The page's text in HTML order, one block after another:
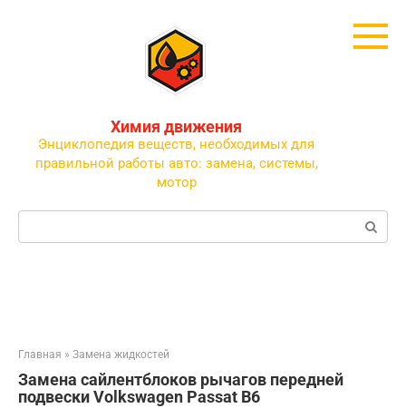
Химия движения
Энциклопедия веществ, необходимых для
правильной работы авто: замена, системы,
мотор
Поиск:
Главная » Замена жидкостей
Замена сайлентблоков рычагов передней
подвески Volkswagen Passat B6